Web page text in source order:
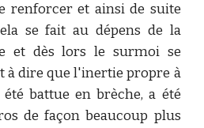
renforcer et ainsi de suite
se fait au dépens de la
et dès lors le surmoi se
à dire que l'inertie propre à
battue en brèche, a été
de façon beaucoup plus